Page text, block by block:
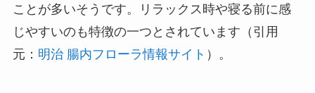
ことが多いそうです。リラックス時や寝る前に感
じやすいのも特徴の一つとされています（引用
元： 明治 腸内フローラ情報サイト ）。